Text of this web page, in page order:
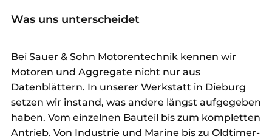
Was uns unterscheidet
Bei Sauer & Sohn Motorentechnik kennen wir
Motoren und Aggregate nicht nur aus
Datenblättern. In unserer Werkstatt in Dieburg
setzen wir instand, was andere längst aufgegeben
haben. Vom einzelnen Bauteil bis zum kompletten
Antrieb. Von Industrie und Marine bis zu Oldtimer-